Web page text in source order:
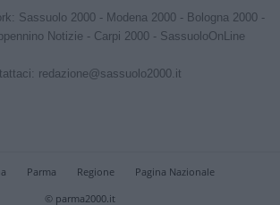
Sassuolo 2000- Modena 2000- Bologna 2000-
Notizie - Carpi 2000- SassuoloOnLine
redazione@sassuolo2000.it
Parma Regione
Pagina Nazionale
© parma2000.it